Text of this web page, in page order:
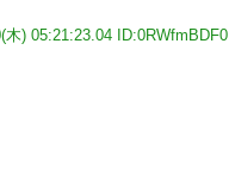
木) 05:21:23.04 ID:0RWfmBDF0